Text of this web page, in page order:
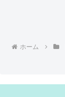
ホーム